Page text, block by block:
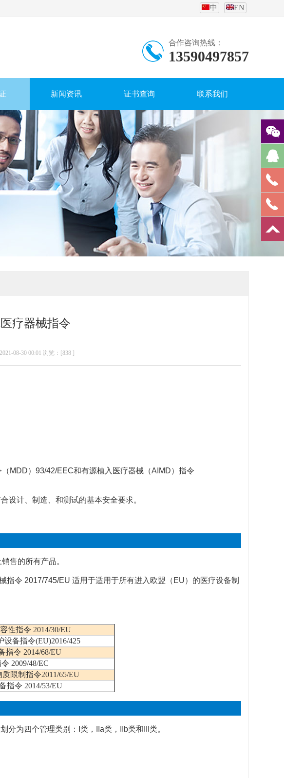
中 EN
合作咨询热线：
13590497857
新闻资讯 证书查询 联系我们
疗器械指令
08-30 00:01 浏览：[838 ]
MDD） 93/42/EEC和有源植入医疗器械（AIMD）指令
设计、制造、和测试的基本安全要求。
售的所有产品。
指令 2017/745/EU 适用于适用于所有进入欧盟（ EU）的医疗设备制
性指令 2014/30/EU
设备指令(EU)2016/425
指令 2014/68/EU
2009/48/EC
质限制指令2011/65/EU
指令 2014/53/EU
分为四个管理类别： 类， IIa类， IIb类和 类。